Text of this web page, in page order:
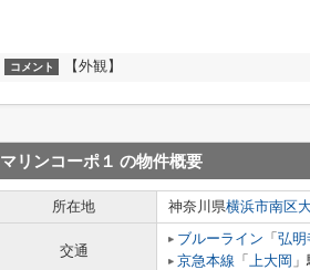
コメント 【外観】
マリンコーポ１ の物件概要
所在地 神奈川県横浜市南区
交通
ブルーライン 「 弘明
京急本線 「 上大岡